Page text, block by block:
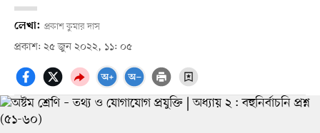
লেখা: প্রকাশ কুমার দাস
প্রকাশ: ২৫ জুন ২০২২, ১১: ০৫